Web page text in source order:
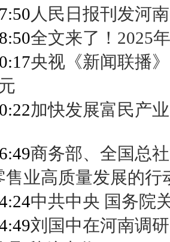
人民日报刊发河
全文来了！2025
央视《新闻联播
加快发展富民产
商务部、全国总
售业高质量发展的行
中共中央 国务院
刘国中在河南调